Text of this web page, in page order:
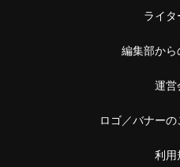
ライ
編集部か
運営
ロゴ／バナー
利用